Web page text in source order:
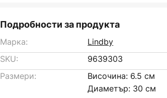
Подробности за продукта
Марка:
Lindby
SKU:
9639303
Размери:
Височина: 6.5 см
Диаметър: 30 см